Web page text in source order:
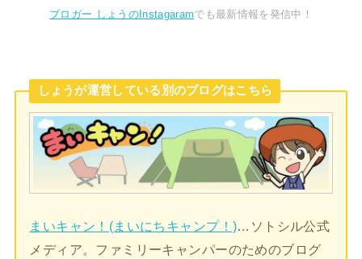
ブロガー しょうのInstagaramでも最新情報を発信中！
しょうが運営している別のブログはこちら
まいキャン！(まいにちキャンプ！)…ソトシル公式
メディア。ファミリーキャンパーのためのブログ